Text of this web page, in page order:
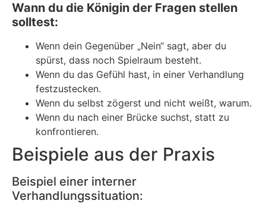
Wann du die Königin der Fragen stellen
solltest:
Wenn dein Gegenüber „Nein“ sagt, aber du
spürst, dass noch Spielraum besteht.
Wenn du das Gefühl hast, in einer Verhandlung
festzustecken.
Wenn du selbst zögerst und nicht weißt, warum.
Wenn du nach einer Brücke suchst, statt zu
konfrontieren.
Beispiele aus der Praxis
Beispiel einer interner
Verhandlungssituation: